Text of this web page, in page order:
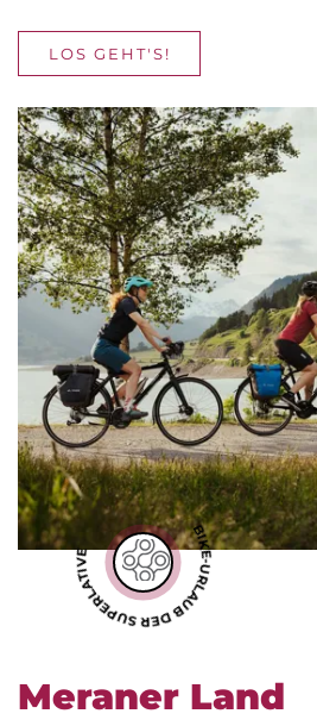
LOS GEHT'S!
BIKE-URLAUB DER SUPERLATIVE
Meraner Land